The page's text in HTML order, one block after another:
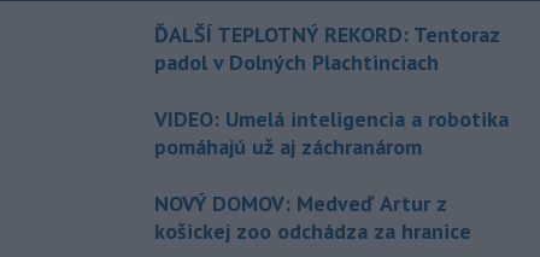
ĎALŠÍ TEPLOTNÝ REKORD: Tentoraz
padol v Dolných Plachtinciach
VIDEO: Umelá inteligencia a robotika
pomáhajú už aj záchranárom
NOVÝ DOMOV: Medveď Artur z
košickej zoo odchádza za hranice